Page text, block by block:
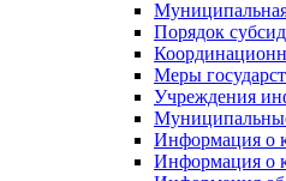
Порядок
Меры
Учреждения
Информация о
Информация о